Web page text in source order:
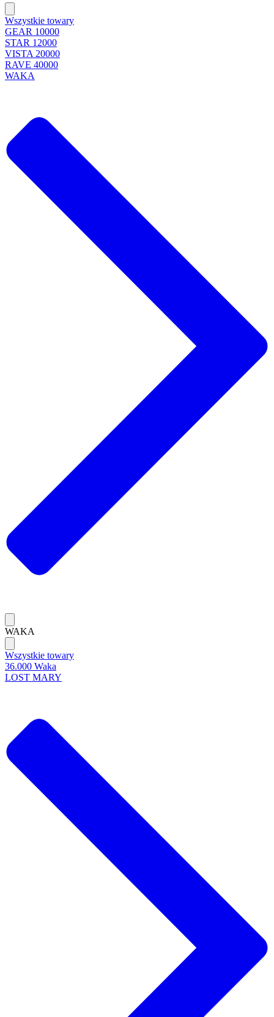
Wszystkie towary
GEAR 10000
STAR 12000
VISTA 20000
RAVE 40000
WAKA
WAKA
Wszystkie towary
36.000 Waka
LOST MARY